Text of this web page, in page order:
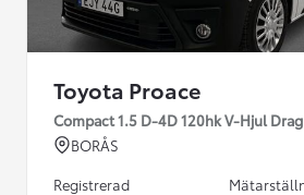
Toyota Proace
Compact 1.5 D-4D 120hk V-Hjul
BORÅS
Registrerad